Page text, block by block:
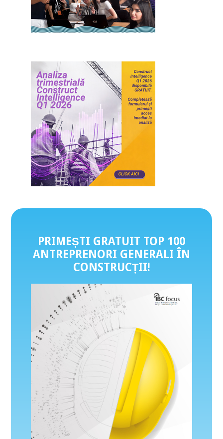
PRIMEȘTI GRATUIT TOP 100
ANTREPRENORI GENERALI ÎN
CONSTRUCȚII!